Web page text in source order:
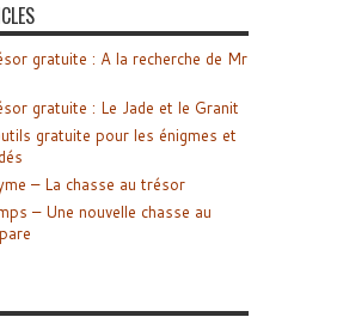
gratuite : A la recherche de Mr
gratuite : Le Jade et le Granit
gratuite pour les énigmes et
– La chasse au trésor
– Une nouvelle chasse au